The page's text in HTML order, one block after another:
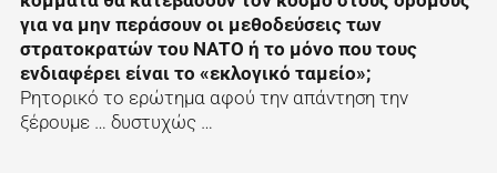
για να μην περάσουν οι μεθοδεύσεις των
στρατοκρατών του ΝΑΤΟ ή το μόνο που τους
ενδιαφέρει είναι το «εκλογικό ταμείο»;
Ρητορικό το ερώτημα αφού την απάντηση την
ξέρουμε … δυστυχώς …